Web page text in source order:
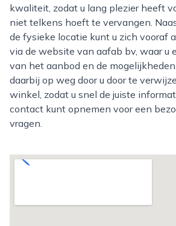
kwaliteit, zodat u lang plezier heeft
niet telkens hoeft te vervangen.
de fysieke locatie kunt u zich vooraf
via de website van aafab bv, waar u
van het aanbod en de
daarbij op weg door u door te
winkel, zodat u snel de juiste
contact kunt opnemen voor een
vragen.